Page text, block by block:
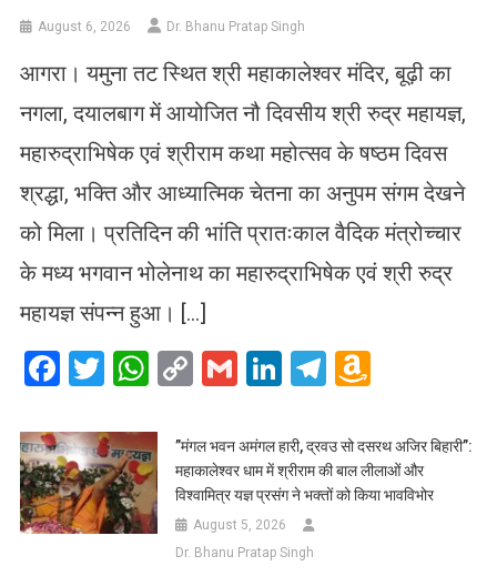
August 6, 2026 Dr. Bhanu Pratap Singh
आगरा। यमुना तट स्थित श्री महाकालेश्वर मंदिर, बूढ़ी का
नगला, दयालबाग में आयोजित नौ दिवसीय श्री रुद्र महायज्ञ,
महारुद्राभिषेक एवं श्रीराम कथा महोत्सव के षष्ठम दिवस
श्रद्धा, भक्ति और आध्यात्मिक चेतना का अनुपम संगम देखने
को मिला। प्रतिदिन की भांति प्रातःकाल वैदिक मंत्रोच्चार
के मध्य भगवान भोलेनाथ का महारुद्राभिषेक एवं श्री रुद्र
महायज्ञ संपन्न हुआ। […]
Facebook
Twitter
WhatsApp
CopyGmailLinkedIn
Telegram
List
​”मंगल भवन अमंगल हारी, द्रवउ सो दसरथ अजिर बिहारी”:
महाकालेश्वर धाम में श्रीराम की बाल लीलाओं और
विश्वामित्र यज्ञ प्रसंग ने भक्तों को किया भावविभोर
August 5, 2026
Dr. Bhanu Pratap Singh